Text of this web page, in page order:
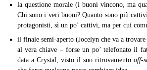
la questione morale (i buoni vincono, ma
Chi sono i veri buoni? Quanto sono più
protagonisti, sì un po’ cattivi, ma per cui
il finale semi-aperto (Jocelyn che va a
al vera chiave – forse un po’ telefonato il
data a Crystal, visto il suo ritrovamento off-